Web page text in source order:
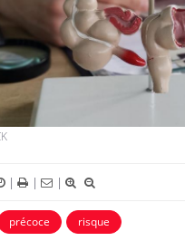
| | |
précoce risque